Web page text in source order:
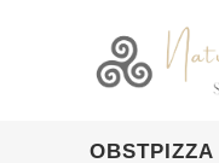
OBSTPIZZA